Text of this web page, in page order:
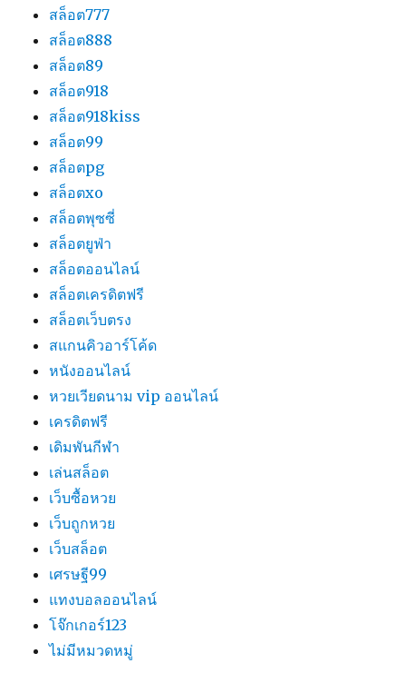
สล็อต777
สล็อต888
สล็อต89
สล็อต918
สล็อต918kiss
สล็อต99
สล็อตpg
สล็อตxo
สล็อตพุซซี่
สล็อตยูฟ่า
สล็อตออนไลน์
สล็อตเครดิตฟรี
สล็อตเว็บตรง
สแกนคิวอาร์โค้ด
หนังออนไลน์
หวยเวียดนาม vip ออนไลน์
เครดิตฟรี
เดิมพันกีฬา
เล่นสล็อต
เว็บซื้อหวย
เว็บถูกหวย
เว็บสล็อต
เศรษฐี99
แทงบอลออนไลน์
โจ๊กเกอร์123
ไม่มีหมวดหมู่